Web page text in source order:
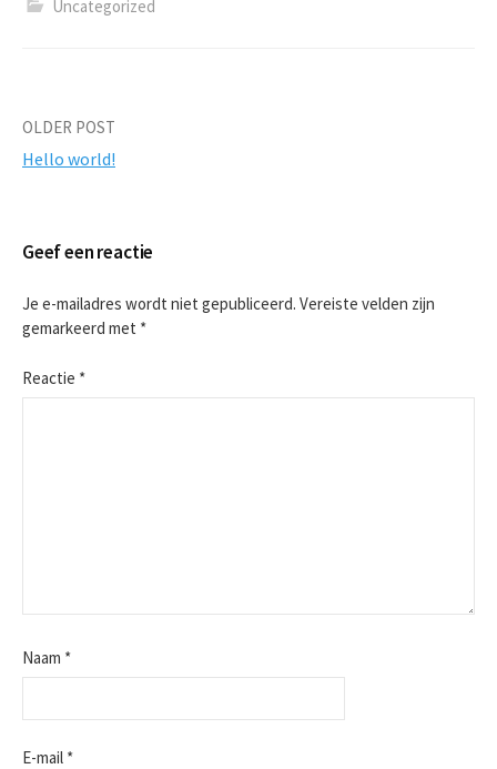
Uncategorized
Post
navigation
OLDER POST
Hello world!
Geef een reactie
Je e-mailadres wordt niet gepubliceerd. Vereiste velden zijn
gemarkeerd met *
Reactie *
Naam *
E-mail *